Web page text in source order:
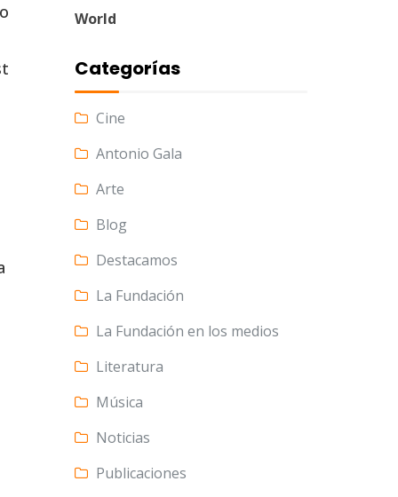
World
Categorías
Cine
Antonio Gala
Arte
Blog
Destacamos
La Fundación
La Fundación en los medios
Literatura
Música
Noticias
Publicaciones